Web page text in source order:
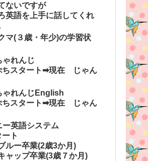
ないですが
英語を上手に話してくれ
マ(３歳・年少)の学習状
ゃれんじ
ちスタート➡現在 じゃん
ゃれんじEnglish
ちスタート➡現在 じゃん
ー英語システム
ート
ルー卒業(2歳3か月)
ャップ卒業(3歳７か月)